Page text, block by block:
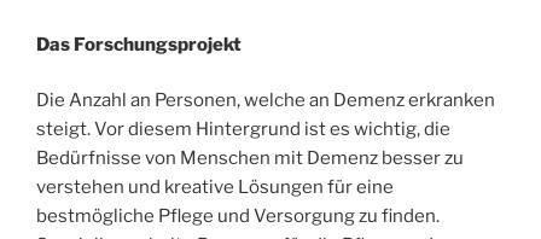
Das Forschungsprojekt
Die Anzahl an Personen, welche an Demenz erkranken
steigt. Vor diesem Hintergrund ist es wichtig, die
Bedürfnisse von Menschen mit Demenz besser zu
verstehen und kreative Lösungen für eine
bestmögliche Pflege und Versorgung zu finden.